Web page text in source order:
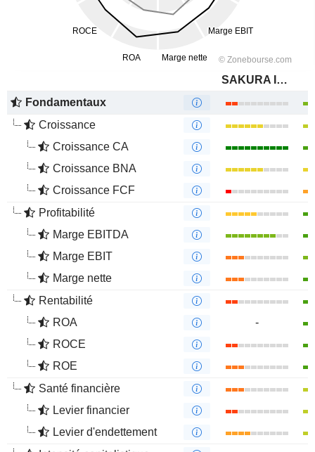
SAKURA Internet Inc.
Fondamentaux
Croissance
Croissance CA
Croissance BNA
Croissance FCF
Profitabilité
Marge EBITDA
Marge EBIT
Marge nette
Rentabilité
ROA
-
ROCE
ROE
Santé financière
Levier financier
Levier d'endettement